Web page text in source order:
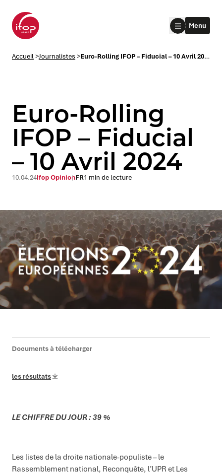
submenu
submenu
Menu
Accueil>Journalistes > Euro-Rolling IFOP – Fiducial – 10 Avril 2024
Euro-Rolling
IFOP – Fiducial
– 10 Avril 2024
10.04.24Ifop OpinionFR1 min de lecture
Documents à télécharger
les résultats
LE CHIFFRE DU JOUR : 39 %
Les listes de la droite nationale-populiste – le
Rassemblement national, Reconquête, l’UPR et Les